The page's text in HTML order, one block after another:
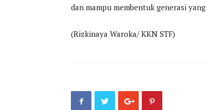
dan mampu membentuk generasi
(Rizkinaya Waroka/ KKN STF)